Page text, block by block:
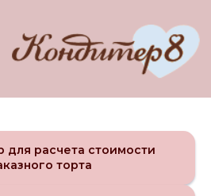
для расчета стоимости
торта